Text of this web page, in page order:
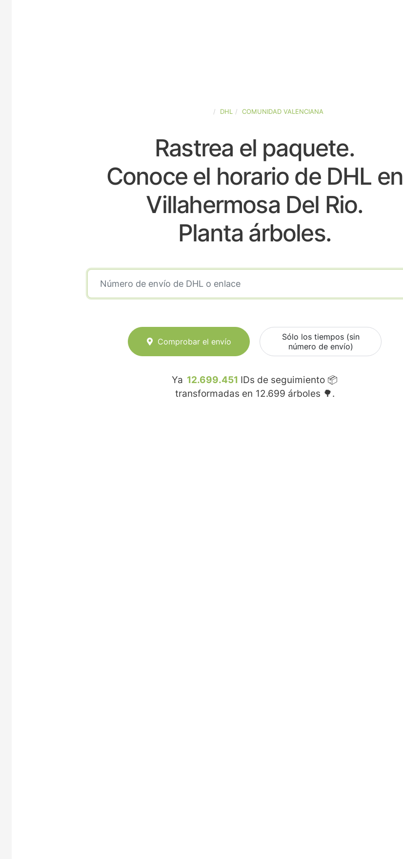
DHL COMUNIDAD VALENCIANA
Rastrea el paquete.
Conoce el horario de DHL en
Villahermosa Del Rio.
Planta árboles.
Comprobar el envío
Sólo los tiempos (sin
número de envío)
Ya 12.699.451 IDs de seguimiento 📦
transformadas en 12.699 árboles 🌳.